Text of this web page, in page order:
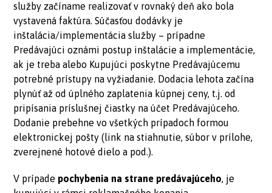
služby začíname realizovať v rovnaký deň ako bola
vystavená faktúra. Súčasťou dodávky je
inštalácia/implementácia služby – prípadne
Predávajúci oznámi postup inštalácie a implementácie,
ak je treba alebo Kupujúci poskytne Predávajúcemu
potrebné prístupy na vyžiadanie. Dodacia lehota začína
plynúť až od úplného zaplatenia kúpnej ceny, t.j. od
pripísania príslušnej čiastky na účet Predávajúceho.
Dodanie prebehne vo všetkých prípadoch formou
elektronickej pošty (link na stiahnutie, súbor v prílohe,
zverejnené hotové dielo a pod.).
V prípade pochybenia na strane predávajúceho, je